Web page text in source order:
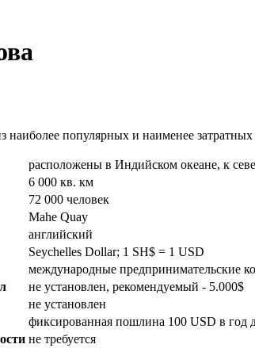
наиболее популярных и наименее
расположены в Индийском океане, к
6 000 кв. км
72 000 человек
Mahe Quay
английский
Seychelles Dollar; 1 SH$ = 1 USD
международные предпринимательские
не установлен, рекомендуемый - 5.000$
не установлен
фиксированная пошлина 100 USD в год
не требуется